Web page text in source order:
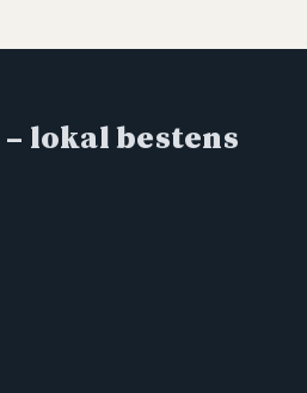
– lokal bestens